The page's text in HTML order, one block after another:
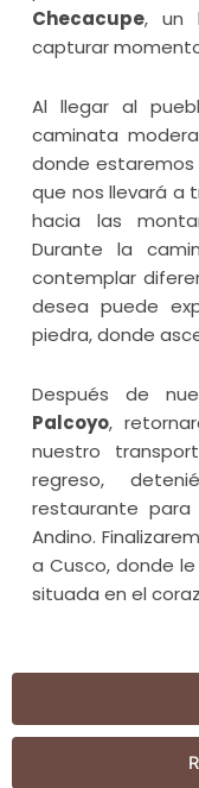
Checacupe, un
capturar
Al llegar al
caminata
donde
que nos llevará a
hacia las
Durante la
contemplar
desea puede
piedra, donde
Después de
Palcoyo,
nuestro
regreso,
restaurante para
Andino.
a Cusco, donde
situada en el